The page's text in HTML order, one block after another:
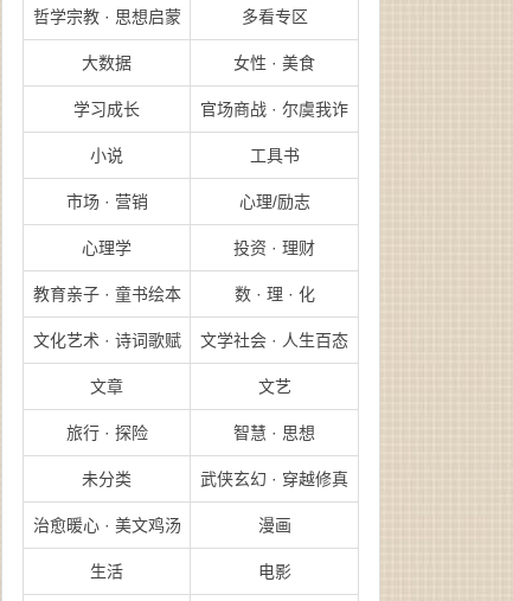
哲学宗教 · 思想启蒙 多看专区
大数据 女性 · 美食
学习成长 官场商战 · 尔虞我诈
小说 工具书
市场 · 营销 心理/励志
心理学 投资 · 理财
教育亲子 · 童书绘本 数 · 理 · 化
文化艺术 · 诗词歌赋 文学社会 · 人生百态
文章 文艺
旅行 · 探险 智慧 · 思想
未分类 武侠玄幻 · 穿越修真
治愈暖心 · 美文鸡汤 漫画
生活 电影